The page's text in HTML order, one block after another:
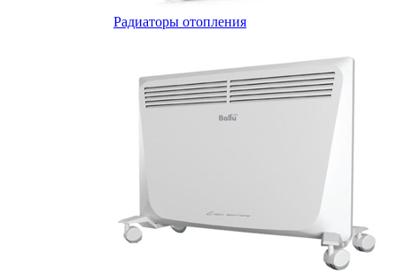
Радиаторы отопления